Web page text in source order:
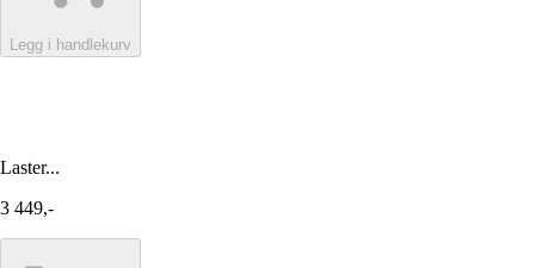
Legg i handlekurv
Laster...
3 449,-